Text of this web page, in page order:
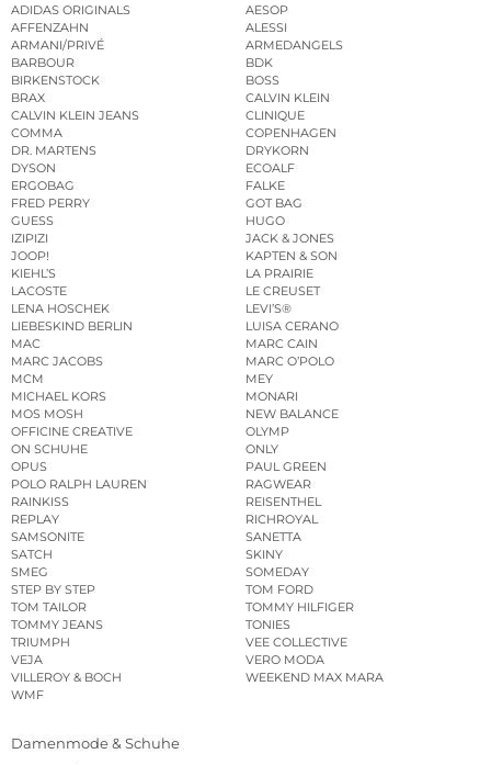
ADIDAS ORIGINALS
AESOP
AFFENZAHN
ALESSI
ARMANI/PRIVÉ
ARMEDANGELS
BARBOUR
BDK
BIRKENSTOCK
BOSS
BRAX
CALVIN KLEIN
CALVIN KLEIN JEANS
CLINIQUE
COMMA
COPENHAGEN
DR. MARTENS
DRYKORN
DYSON
ECOALF
ERGOBAG
FALKE
FRED PERRY
GOT BAG
GUESS
HUGO
IZIPIZI
JACK & JONES
JOOP!
KAPTEN & SON
KIEHL’S
LA PRAIRIE
LACOSTE
LE CREUSET
LENA HOSCHEK
LEVI’S®
LIEBESKIND BERLIN
LUISA CERANO
MAC
MARC CAIN
MARC JACOBS
MARC O’POLO
MCM
MEY
MICHAEL KORS
MONARI
MOS MOSH
NEW BALANCE
OFFICINE CREATIVE
OLYMP
ON SCHUHE
ONLY
OPUS
PAUL GREEN
POLO RALPH LAUREN
RAGWEAR
RAINKISS
REISENTHEL
REPLAY
RICHROYAL
SAMSONITE
SANETTA
SATCH
SKINY
SMEG
SOMEDAY
STEP BY STEP
TOM FORD
TOM TAILOR
TOMMY HILFIGER
TOMMY JEANS
TONIES
TRIUMPH
VEE COLLECTIVE
VEJA
VERO MODA
VILLEROY & BOCH
WEEKEND MAX MARA
WMF
Damenmode & Schuhe